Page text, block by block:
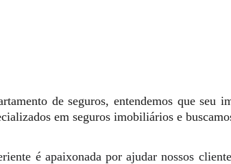
de seguros, entendemos que
em seguros imobiliários e
é apaixonada por ajudar nossos